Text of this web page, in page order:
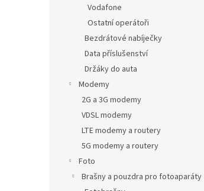
Vodafone
Ostatní operátoři
Bezdrátové nabíječky
Data příslušenství
Držáky do auta
Modemy
2G a 3G modemy
VDSL modemy
LTE modemy a routery
5G modemy a routery
Foto
Brašny a pouzdra pro fotoaparáty